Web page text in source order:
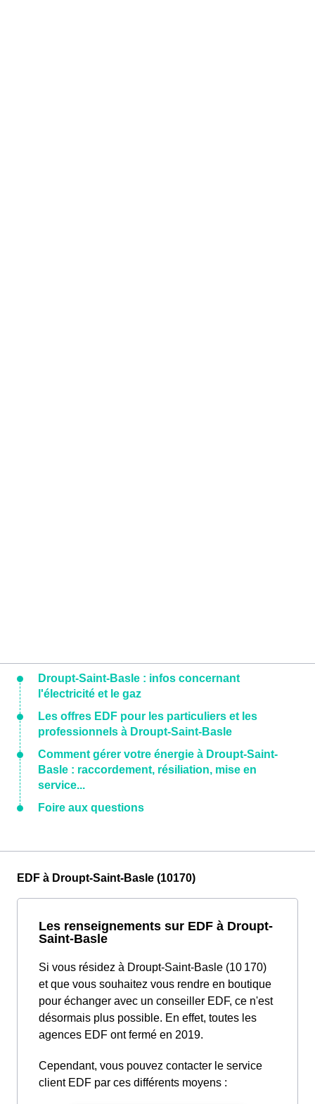
Droupt-Saint-Basle : infos concernant
l'électricité et le gaz
Les offres EDF pour les particuliers et les
professionnels à Droupt-Saint-Basle
Comment gérer votre énergie à Droupt-Saint-
Basle : raccordement, résiliation, mise en
service...
Foire aux questions
EDF à Droupt-Saint-Basle (10170)
Les renseignements sur EDF à Droupt-
Saint-Basle
Si vous résidez à Droupt-Saint-Basle (10 170)
et que vous souhaitez vous rendre en boutique
pour échanger avec un conseiller EDF, ce n'est
désormais plus possible. En effet, toutes les
agences EDF ont fermé en 2019.
Cependant, vous pouvez contacter le service
client EDF par ces différents moyens :